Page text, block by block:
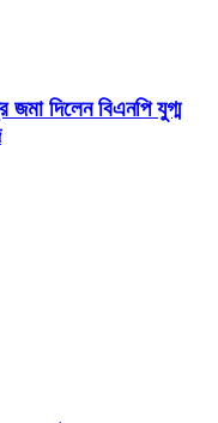
দিলেন বিএনপি যুগ্ম